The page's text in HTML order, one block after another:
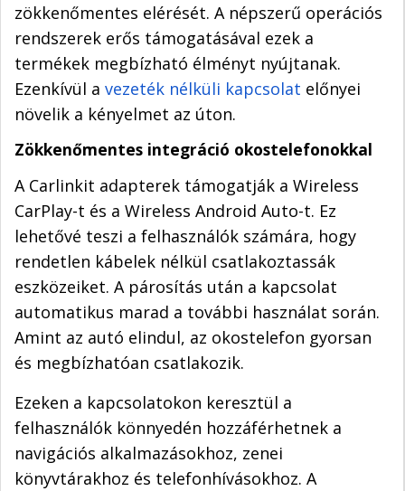
zökkenőmentes elérését. A népszerű operációs
rendszerek erős támogatásával ezek a
termékek megbízható élményt nyújtanak.
Ezenkívül a vezeték nélküli kapcsolat előnyei
növelik a kényelmet az úton.
Zökkenőmentes integráció okostelefonokkal
A Carlinkit adapterek támogatják a Wireless
CarPlay-t és a Wireless Android Auto-t. Ez
lehetővé teszi a felhasználók számára, hogy
rendetlen kábelek nélkül csatlakoztassák
eszközeiket. A párosítás után a kapcsolat
automatikus marad a további használat során.
Amint az autó elindul, az okostelefon gyorsan
és megbízhatóan csatlakozik.
Ezeken a kapcsolatokon keresztül a
felhasználók könnyedén hozzáférhetnek a
navigációs alkalmazásokhoz, zenei
könyvtárakhoz és telefonhívásokhoz. A